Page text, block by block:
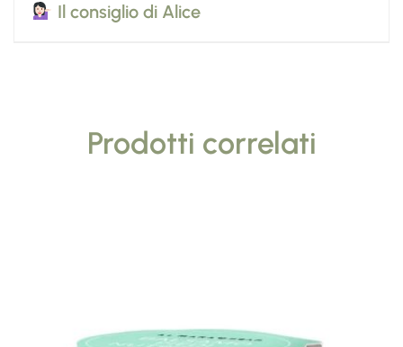
Il consiglio di Alice
Prodotti correlati